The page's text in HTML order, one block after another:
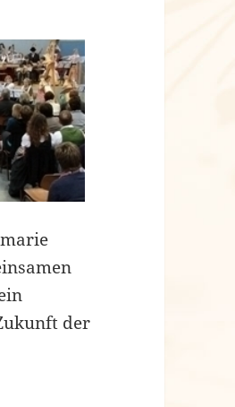
der